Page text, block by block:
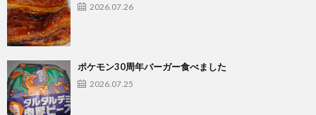
2026.07.26
ポケモン30周年バーガー食べました
2026.07.25